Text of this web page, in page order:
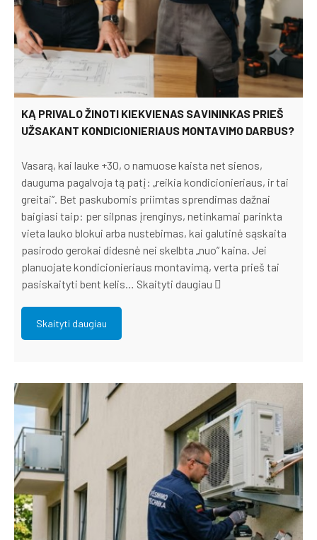
KĄ PRIVALO ŽINOTI KIEKVIENAS SAVININKAS PRIEŠ
UŽSAKANT KONDICIONIERIAUS MONTAVIMO DARBUS?
Vasarą, kai lauke +30, o namuose kaista net sienos,
dauguma pagalvoja tą patį: „reikia kondicionieriaus, ir tai
greitai”. Bet paskubomis priimtas sprendimas dažnai
baigiasi taip: per silpnas įrenginys, netinkamai parinkta
vieta lauko blokui arba nustebimas, kai galutinė sąskaita
pasirodo gerokai didesnė nei skelbta „nuo” kaina. Jei
planuojate kondicionieriaus montavimą, verta prieš tai
pasiskaityti bent kelis… Skaityti daugiau
Skaityti daugiau